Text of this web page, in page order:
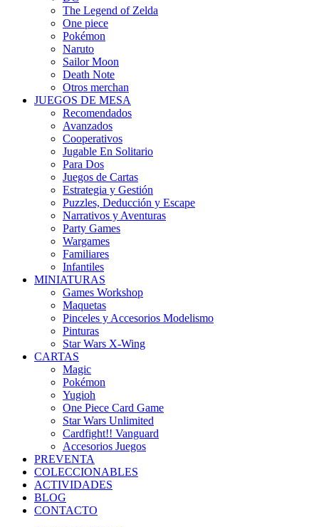
The Legend of Zelda
One piece
Pokémon
Naruto
Sailor Moon
Death Note
Otros merchan
JUEGOS DE MESA
Recomendados
Avanzados
Cooperativos
Jugable En Solitario
Para Dos
Juegos de Cartas
Estrategia y Gestión
Puzzles, Deducción y Escape
Narrativos y Aventuras
Party Games
Wargames
Familiares
Infantiles
MINIATURAS
Games Workshop
Maquetas
Pinceles y Accesorios Modelismo
Pinturas
Star Wars X-Wing
CARTAS
Magic
Pokémon
Yugioh
One Piece Card Game
Star Wars Unlimited
Cardfight!! Vanguard
Accesorios Juegos
PREVENTA
COLECCIONABLES
ACTIVIDADES
BLOG
CONTACTO